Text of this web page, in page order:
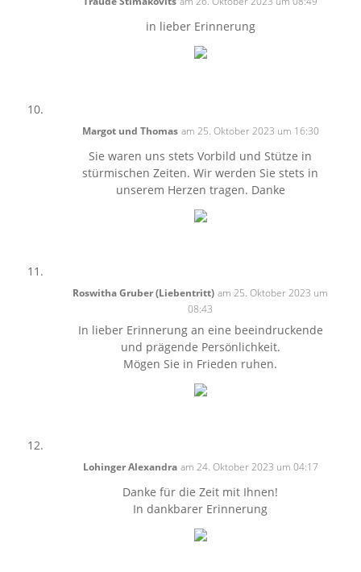
in lieber Erinnerung
Margot und Thomas am 25. Oktober 2023 um 16:30
Sie waren uns stets Vorbild und Stütze in
stürmischen Zeiten. Wir werden Sie stets in
unserem Herzen tragen. Danke
Roswitha Gruber (Liebentritt) am 25. Oktober 2023 um
08:43
In lieber Erinnerung an eine beeindruckende
und prägende Persönlichkeit.
Mögen Sie in Frieden ruhen.
Lohinger Alexandra am 24. Oktober 2023 um 04:17
Danke für die Zeit mit Ihnen!
In dankbarer Erinnerung